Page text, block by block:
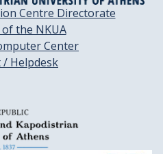
Centre Directorate
the NKUA
Center
/ Helpdesk